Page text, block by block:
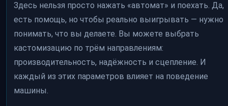
Здесь нельзя просто нажать «автомат» и поехать. Да,
есть помощь, но чтобы реально выигрывать — нужно
понимать, что вы делаете. Вы можете выбрать
кастомизацию по трём направлениям:
производительность, надёжность и сцепление. И
каждый из этих параметров влияет на поведение
машины.